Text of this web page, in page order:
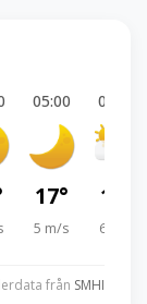
05:00
17°
5 m/s
06:00
18°
6 m/s
från SMHI